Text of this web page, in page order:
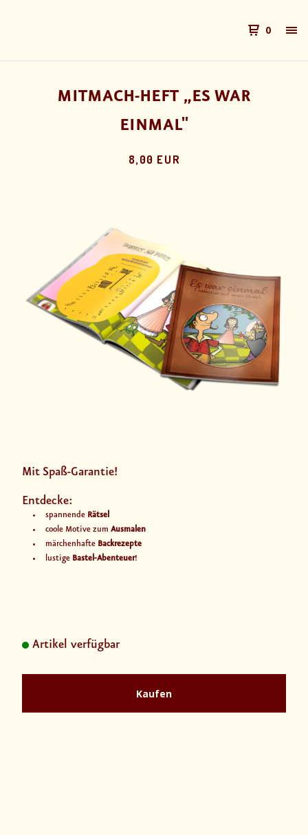
0
MITMACH-HEFT „ES WAR
EINMAL"
8,00 EUR
Mit Spaß-Garantie!
Entdecke:
spannende Rätsel
coole Motive zum Ausmalen
märchenhafte Backrezepte
lustige Bastel-Abenteuer!
Artikel verfügbar
Kaufen